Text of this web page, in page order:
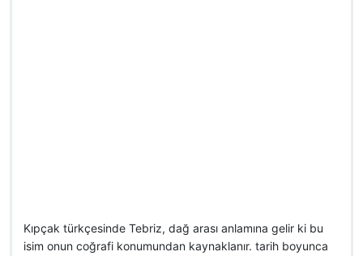
Kıpçak türkçesinde Tebriz, dağ arası anlamına gelir ki bu
isim onun coğrafi konumundan kaynaklanır. tarih boyunca